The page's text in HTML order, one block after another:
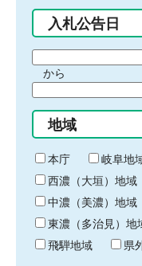
入札公告日
間
始
り
から
間
終
わ
り
地域
本庁
岐阜地
西濃（大垣）地域
中濃（美濃）地域
東濃（多治見）地
飛騨地域
県